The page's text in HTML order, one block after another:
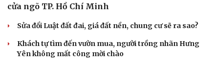
cửa ngõ TP. Hồ Chí Minh
Sửa đổi Luật đất đai, giá đất nền, chung cư sẽ ra sao?
Khách tự tìm đến vườn mua, người trồng nhãn Hưng
Yên không mất công mời chào